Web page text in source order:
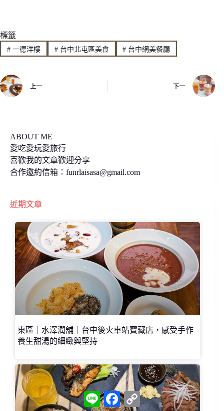
e e
b
y
L
標籤
#一德洋樓 #台中北屯區美食 # 台中網美餐廳
上一 下一
ABOUT ME
愛吃愛玩愛旅行
喜歡我的文章歡迎分享
合作邀約信箱： funrlaisasa@gmail.com
近期文章
東區｜水澤潤舖｜台中後火車站寶藏店，感受手作
養生甜湯的細緻與堅持
L
i
F
a
C
o